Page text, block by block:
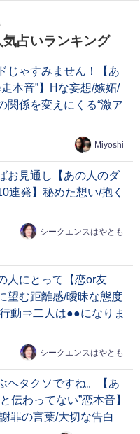
気占いランキング
じゃすみません！【あ
本音”】Hな妄想/嫉妬/
係を変えにくる“激ア
Miyoshi
お見通し【あの人のダ
連発】秘めた想い/抱く
シークエンスはやとも
人にとって【恋or友
望む距離感/曖昧な態度
動⇒二人は●●になりま
シークエンスはやとも
ヘタクソですね。【あ
伝わってない”恋本音】
罪の言葉/大切な告白